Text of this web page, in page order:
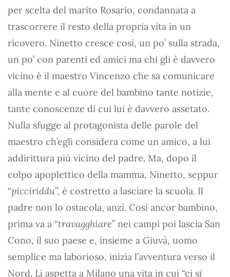
per scelta del marito Rosario, condannata a
trascorrere il resto della propria vita in un
ricovero. Ninetto cresce così, un po’ sulla strada,
un po’ con parenti ed amici ma chi gli è davvero
vicino è il maestro Vincenzo che sa comunicare
alla mente e al cuore del bambino tante notizie,
tante conoscenze di cui lui è davvero assetato.
Nulla sfugge al protagonista delle parole del
maestro ch’egli considera come un amico, a lui
addirittura più vicino del padre. Ma, dopo il
colpo apoplettico della mamma, Ninetto, seppur
“picciriddu”, è costretto a lasciare la scuola. Il
padre non lo ostacola, anzi. Così ancor bambino,
prima va a “travagghiare” nei campi poi lascia San
Cono, il suo paese e, insieme a Giuvà, uomo
semplice ma laborioso, inizia l’avventura verso il
Nord. Li aspetta a Milano una vita in cui “ci si